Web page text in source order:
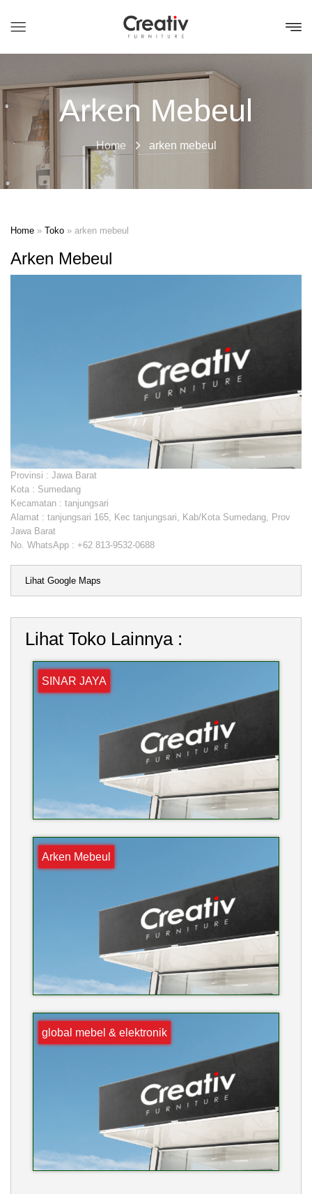
Arken Mebeul
Home arken mebeul
Home » Toko » arken mebeul
Arken Mebeul
Provinsi : Jawa Barat
Kota : Sumedang
Kecamatan : tanjungsari
Alamat : tanjungsari 165, Kec tanjungsari, Kab/Kota Sumedang, Prov
Jawa Barat
No. WhatsApp : +62 813-9532-0688
Lihat Google Maps
Lihat Toko Lainnya :
SINAR JAYA
Arken Mebeul
global mebel & elektronik